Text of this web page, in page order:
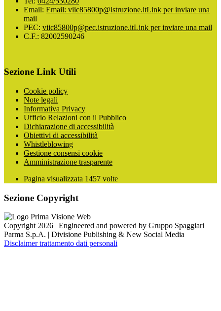
Email: Email: viic85800p@istruzione.itLink per inviare una
mail
PEC: viic85800p@pec.istruzione.itLink per inviare una mail
C.F.: 82002590246
Sezione Link Utili
Cookie policy
Note legali
Informativa Privacy
Ufficio Relazioni con il Pubblico
Dichiarazione di accessibilità
Obiettivi di accessibilità
Whistleblowing
Gestione consensi cookie
Amministrazione trasparente
Pagina visualizzata 1457 volte
Sezione Copyright
Copyright 2026 | Engineered and powered by Gruppo Spaggiari
Parma S.p.A. | Divisione Publishing & New Social Media
Disclaimer trattamento dati personali